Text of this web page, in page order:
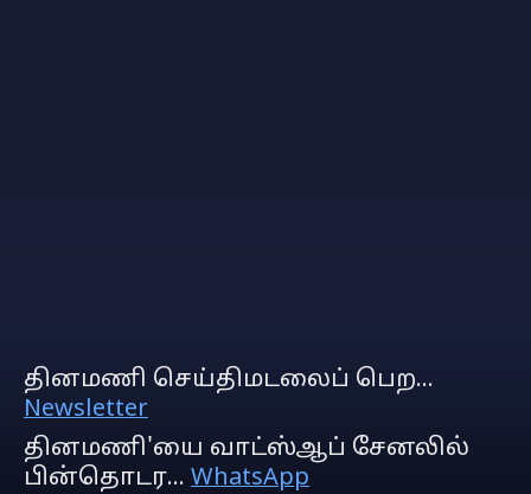
தினமணி செய்திமடலைப் பெற...
Newsletter
தினமணி'யை வாட்ஸ்ஆப் சேனலில்
பின்தொடர... WhatsApp